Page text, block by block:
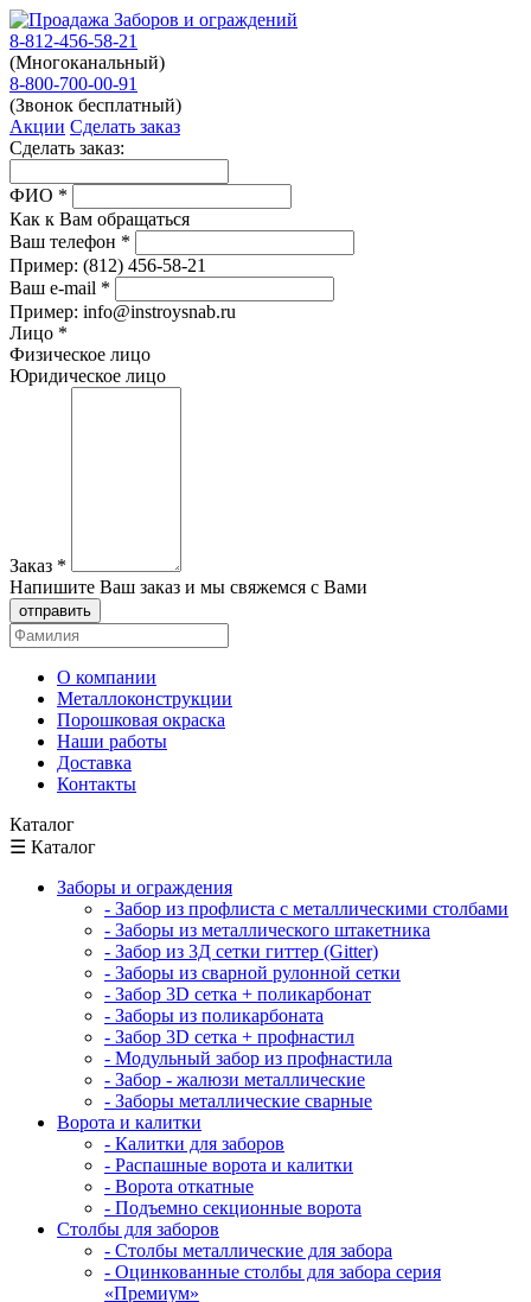
8-812-456-58-21
(Многоканальный)
8-800-700-00-91
(Звонок бесплатный)
Акции Сделать заказ
Сделать заказ:
ФИО *
Как к Вам обращаться
Ваш телефон *
Пример: (812) 456-58-21
Ваш e-mail *
Пример: info@instroysnab.ru
Лицо *
Физическое лицо
Юридическое лицо
Заказ *
Напишите Ваш заказ и мы свяжемся с Вами
отправить
О компании
Металлоконструкции
Порошковая окраска
Наши работы
Доставка
Контакты
Каталог
☰ Каталог
Заборы и ограждения
- Забор из профлиста с металлическими столбами
- Заборы из металлического штакетника
- Забор из 3Д сетки гиттер (Gitter)
- Заборы из сварной рулонной сетки
- Забор 3D сетка + поликарбонат
- Заборы из поликарбоната
- Забор 3D сетка + профнастил
- Модульный забор из профнастила
- Забор - жалюзи металлические
- Заборы металлические сварные
Ворота и калитки
- Калитки для заборов
- Распашные ворота и калитки
- Ворота откатные
- Подъемно секционные ворота
Столбы для заборов
- Столбы металлические для забора
- Оцинкованные столбы для забора серия
«Премиум»